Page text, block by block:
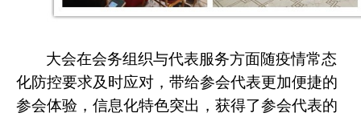
大会在会务组织与代表服务方面随疫情常态
化防控要求及时应对，带给参会代表更加便捷的
参会体验，信息化特色突出，获得了参会代表的